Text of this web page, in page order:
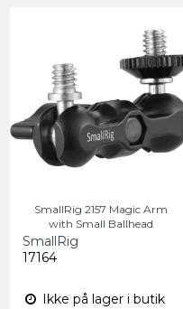
SmallRig 2157 Magic Arm
with Small Ballhead
SmallRig
17164
Ikke på lager i butik